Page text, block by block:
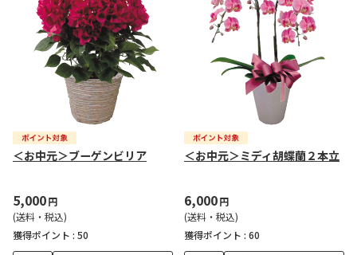
＜お中元＞ブーゲンビリア
5,000円
(送料・税込)
獲得ポイント : 50
＜お中元＞ミディ胡蝶蘭２本立
6,000円
(送料・税込)
獲得ポイント : 60